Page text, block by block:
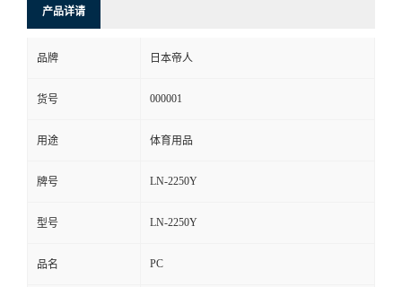
留
言
产品详请
品牌 日本帝人
货号 000001
用途 体育用品
牌号 LN-2250Y
型号 LN-2250Y
品名 PC